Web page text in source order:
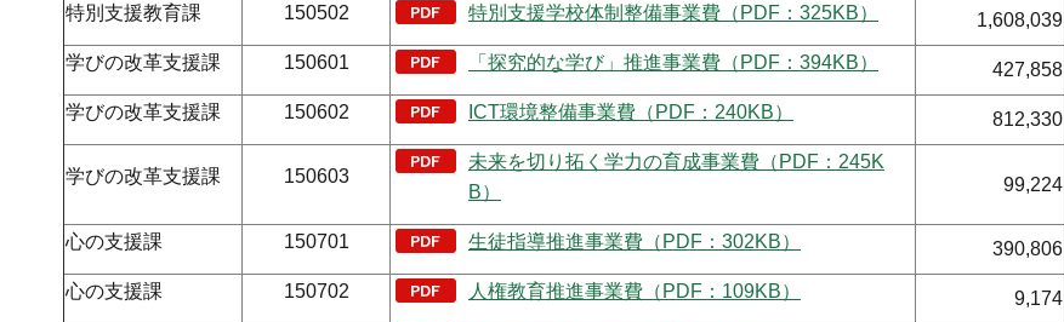
特別支援教育課 150502 特別支援学校体制整備事業費（PDF：325KB） 1,608,039
学びの改革支援課 150601 「探究的な学び」推進事業費（PDF：394KB） 427,858
学びの改革支援課 150602 ICT環境整備事業費（PDF：240KB） 812,330
学びの改革支援課 150603
未来を切り拓く学力の育成事業費（PDF：245K
B）
99,224
心の支援課 150701 生徒指導推進事業費（PDF：302KB） 390,806
心の支援課 150702 人権教育推進事業費（PDF：109KB） 9,174